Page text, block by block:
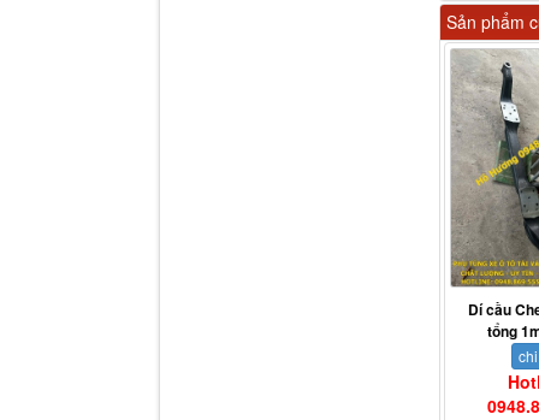
Sản phẩm
Dí cầu
tổng